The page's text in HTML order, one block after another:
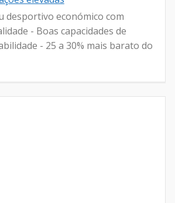
desportivo económico com
- Boas capacidades de
- 25 a 30% mais barato do